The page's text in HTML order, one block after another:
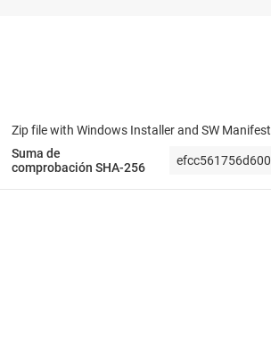
Zip file with Windows Installer and SW Manifest
Suma de
comprobación SHA-256